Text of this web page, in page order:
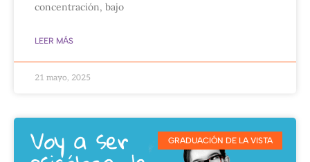
concentración, bajo
LEER MÁS
21 mayo, 2025
GRADUACIÓN DE LA VISTA